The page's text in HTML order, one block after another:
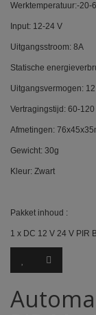
Werktemperatuur:-20-
Input: 12-24 V
Uitgangsstroom: 8A
Statische
Uitgangsvermogen:
Vertragingstijd: 60-120
Afmetingen:
Gewicht: 30g
Kleur: Zwart
Pakket inhoud :
1 x DC 12 V 24 V PIR